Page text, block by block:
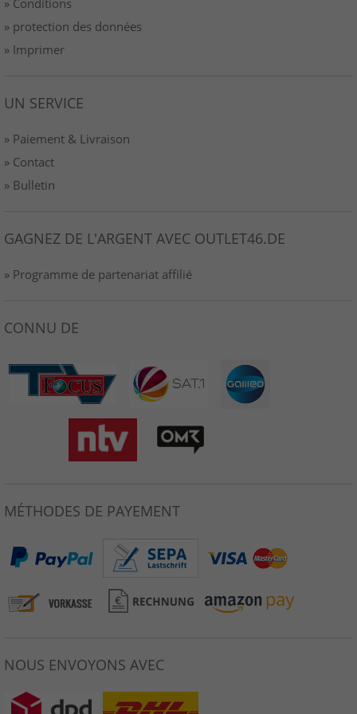
» protection des données
» Imprimer
UN SERVICE
» Paiement & Livraison
» Contact
» Bulletin
GAGNEZ DE L'ARGENT AVEC OUTLET46.DE
» Programme de partenariat affilié
CONNU DE
MÉTHODES DE PAYEMENT
NOUS ENVOYONS AVEC